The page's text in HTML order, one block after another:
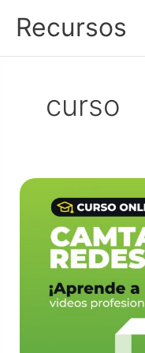
contenido
Recursos
curso
Camtasia
Redes
Sociales
Curso